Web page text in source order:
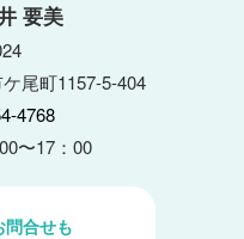
要美
尾町1157-5-404
4768
〜17：00
問合せも